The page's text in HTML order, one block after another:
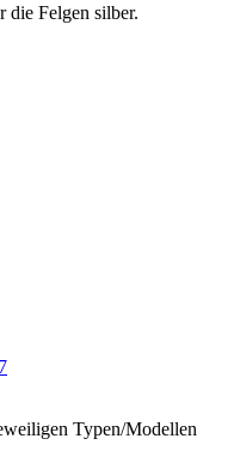
die Felgen silber.
Typen/Modellen